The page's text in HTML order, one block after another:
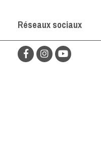
Réseaux sociaux